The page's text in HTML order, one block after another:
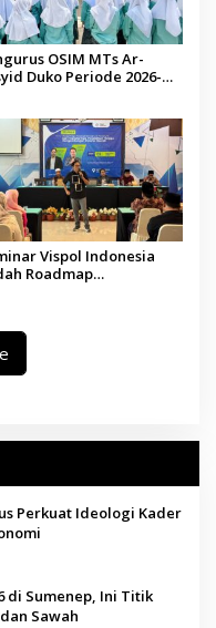
OSIM MTs Ar-
Duko Periode 2026-
Vispol Indonesia
Roadmap
Kunci
Perkuat Ideologi Kader
di Sumenep, Ini Titik
Sawah